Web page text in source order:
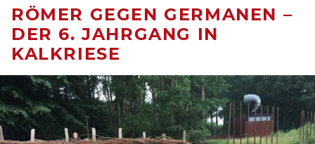
RÖMER GEGEN GERMANEN –
DER 6. JAHRGANG IN
KALKRIESE